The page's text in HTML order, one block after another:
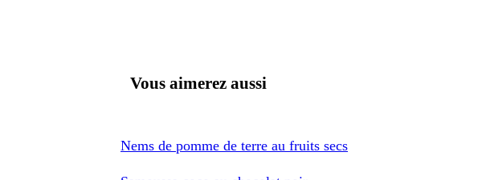
Vous aimerez aussi
Nems de pomme de terre au fruits secs